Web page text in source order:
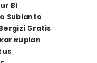
BI
Subianto
Gratis
Rupiah